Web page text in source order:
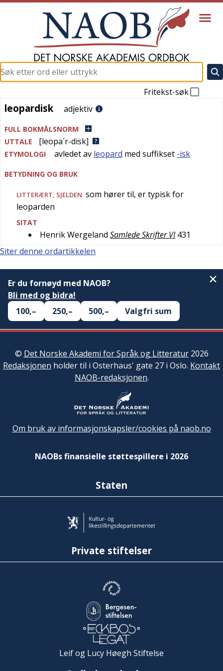
Fritekst-søk
leopardisk
leopardisk adjektiv
FULL BOKMÅLSNORM
UTTALE
[leopa´r-disk]
ETYMOLOGI avledet av leopard med suffikset -isk
BETYDNING OG BRUK
LITTERÆRT, SJELDEN som hører til, er typisk for
leoparden
SITAT
Henrik Wergeland Samlede Skrifter VI 431
Siter denne ordartikkelen
Er du fornøyd med NAOB?
Bli med og bidra!
100,–
250,– 500,– Valgfri sum
© Det Norske Akademi for Språk og Litteratur2026
Redaksjonen holder til i Osterhaus' gate 27 i Oslo. Kontakt
NAOB-redaksjonen.
Om bruk av informasjonskapsler/cookies på naob.no
NAOBs finansielle støttespillere i 2026
Staten
Private stiftelser
Leif og Lucy Høegh Stiftelse